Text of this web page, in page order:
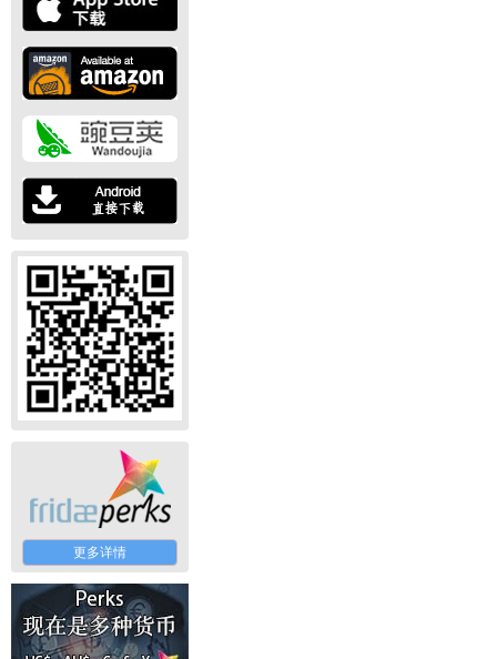
更多详情